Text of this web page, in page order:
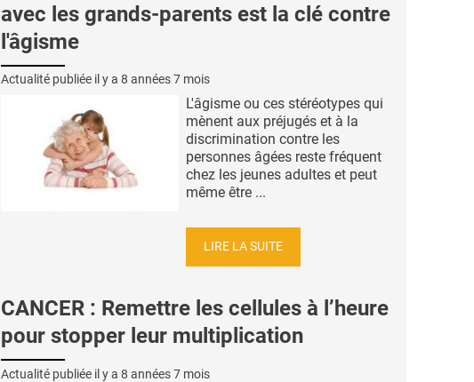
avec les grands-parents est la clé contre
l'âgisme
Actualité publiée il y a 8 années 7 mois
L'âgisme ou ces stéréotypes qui
mènent aux préjugés et à la
discrimination contre les
personnes âgées reste fréquent
chez les jeunes adultes et peut
même être ...
LIRE LA SUITE
CANCER : Remettre les cellules à l’heure
pour stopper leur multiplication
Actualité publiée il y a 8 années 7 mois